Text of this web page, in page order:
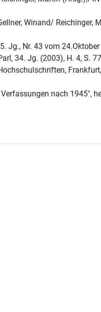
Winand/ Reichinger,
Jg., Nr. 43 vom 24.Oktober
34. Jg. (2003), H. 4, S.
nach 1945",